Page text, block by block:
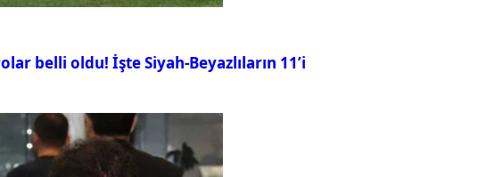
belli oldu! İşte Siyah-Beyazlıların 11’i